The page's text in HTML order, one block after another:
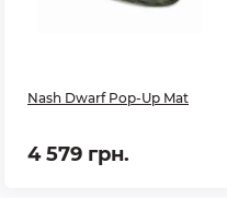
Nash Dwarf Pop-Up Mat
4 579 грн.